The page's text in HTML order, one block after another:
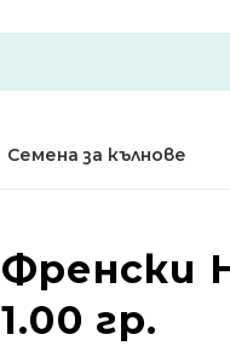
Семена за кълнове
Годишно
Френски
1.00 гр.